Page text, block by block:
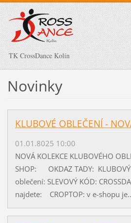
TK CrossDance Kolín
Novinky
KLUBOVÉ OBLEČENÍ -
01.01.8025 10:00
NOVÁ KOLEKCE KLUBOVÉHO
SHOP: OKDAZ TADY:
oblečení: SLEVOVÝ KÓD:
najdete: CROPTOP: v e-shopu